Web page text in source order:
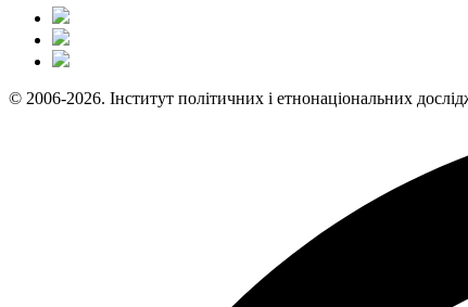
© 2006-2026. Інститут політичних і етнонаціональних